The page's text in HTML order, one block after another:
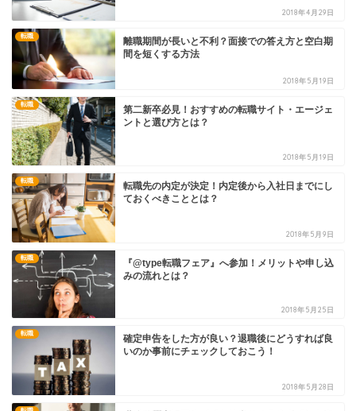
2018年4月29日
転職
離職期間が長いと不利？面接での答え方と空白期
間を短くする方法
2018年5月19日
転職
第二新卒必見！おすすめの転職サイト・エージェ
ントと選び方とは？
2018年5月19日
転職
転職先の内定が決定！内定後から入社日までにし
ておくべきこととは？
2018年5月9日
転職
『@type転職フェア』へ参加！メリットや申し込
みの流れとは？
2018年5月25日
転職
確定申告をした方が良い？退職後にどうすれば良
いのか事前にチェックしておこう！
2018年5月28日